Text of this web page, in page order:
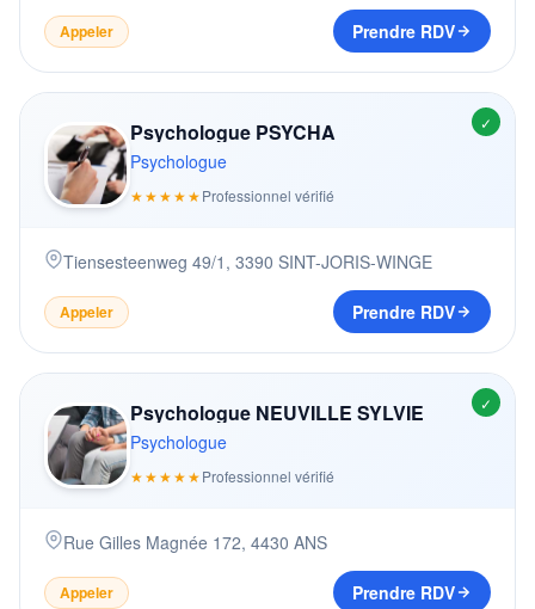
Appeler Prendre RDV
✓
Psychologue PSYCHA
Psychologue
★★★★★Professionnel vérifié
Tiensesteenweg 49/1 , 3390 SINT-JORIS-WINGE
Appeler Prendre RDV
✓
Psychologue NEUVILLE SYLVIE
Psychologue
★★★★★Professionnel vérifié
Rue Gilles Magnée 172, 4430 ANS
Appeler Prendre RDV